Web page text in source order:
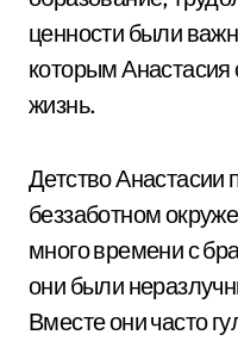
ценности были
которым
жизнь.
Детство Анастасии
беззаботном
много времени с
они были
Вместе они часто